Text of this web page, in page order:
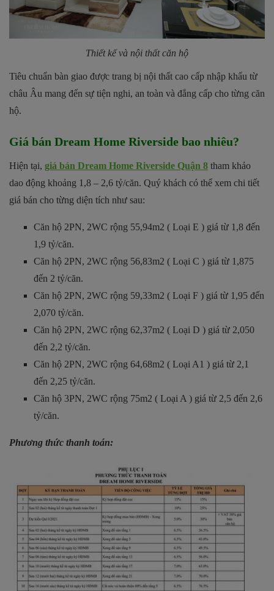
Thiết kế và nội thất căn hộ
Tiêu chuẩn bàn giao được trang bị nội thất cao cấp nhập khẩu từ
châu Âu mang đến sự tiện nghi, an toàn và đẳng cấp cho từng căn
hộ.
Giá bán Dream Home Riverside bao nhiêu?
Hiện tại, giá bán Dream Home Riverside Quận 8 tham khảo
dao động khoảng 1,8 – 2,6 tỷ/căn. Quý khách có thể xem chi tiết
giá bán cho từng diện tích như sau:
Căn hộ 2PN, 2WC rộng 55,94m2 ( Loại E ) giá từ 1,8 đến
1,9 tỷ/căn.
Căn hộ 2PN, 2WC rộng 56,83m2 ( Loại C ) giá từ 1,875
đến 2 tỷ/căn.
Căn hộ 2PN, 2WC rộng 59,33m2 ( Loại F ) giá từ 1,95 đến
2,070 tỷ/căn.
Căn hộ 2PN, 2WC rộng 62,37m2 ( Loại D ) giá từ 2,050
đến 2,2 tỷ/căn.
Căn hộ 2PN, 2WC rộng 64,68m2 ( Loại A1 ) giá từ 2,1
đến 2,25 tỷ/căn.
Căn hộ 3PN, 2WC rộng 75m2 ( Loại A ) giá từ 2,5 đến 2,6
tỷ/căn.
Phương thức thanh toán: